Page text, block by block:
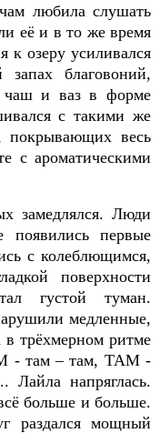
любила слушать
её и в то же время
к озеру усиливался
благовоний,
чаш и ваз в форме
с такими же
покрывающих весь
с ароматическими
замедлялся. Люди
появились первые
с колеблющимся,
поверхности
густой туман.
медленные,
в трёхмерном ритме
- там – там, ТАМ -
напряглась.
больше и больше.
раздался мощный